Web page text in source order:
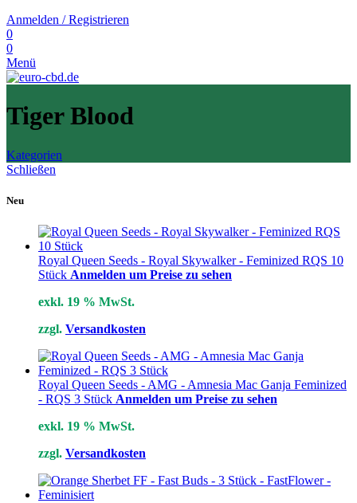
Anmelden / Registrieren
0
0
Menü
Tiger Blood
Kategorien
Schließen
Neu
Royal Queen Seeds - Royal Skywalker - Feminized RQS 10
Stück Anmelden um Preise zu sehen
exkl. 19 % MwSt.
zzgl. Versandkosten
Royal Queen Seeds - AMG - Amnesia Mac Ganja Feminized
- RQS 3 Stück Anmelden um Preise zu sehen
exkl. 19 % MwSt.
zzgl. Versandkosten